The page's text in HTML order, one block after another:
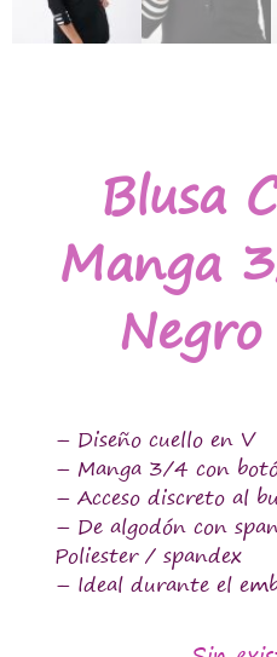
Blusa
Manga
– Diseño cuello en V
– Manga 3/4 con
– Acceso discreto al
– De algodón con
Poliester / spandex
– Ideal durante el